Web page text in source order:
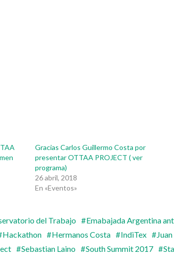
Gracias Carlos Guillermo Costa por
presentar OTTAA PROJECT ( ver
programa)
26 abril, 2018
En «Eventos»
del Trabajo Emabajada Argentina
Hackathon Hermanos Costa IndiTex
Sebastian Laino South Summit 2017